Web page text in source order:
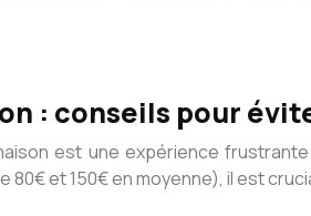
: conseils pour
est une expérience
et 150€ en moyenne), il est